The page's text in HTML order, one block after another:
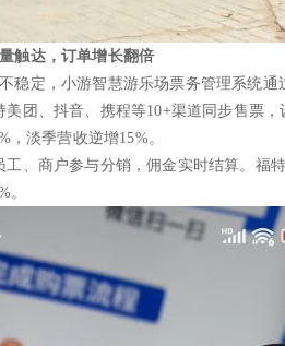
触达，订单增长翻倍
稳定，小游智慧游乐场票务管理系统通
美团、抖音、携程等10+渠道同步售票
，淡季营收逆增15%。
工、商户参与分销，佣金实时结算。福
。